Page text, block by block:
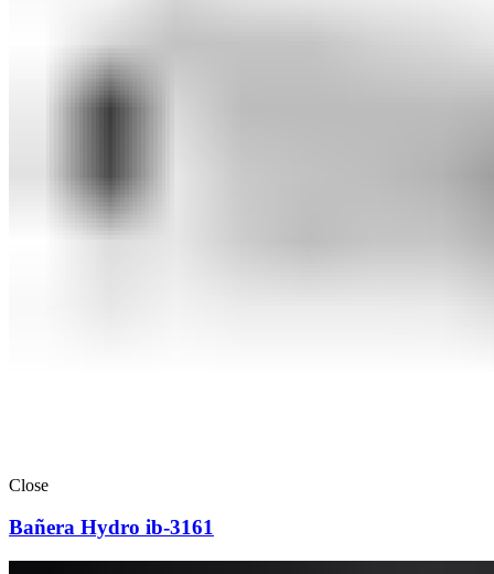
Close
Bañera Hydro ib-3161